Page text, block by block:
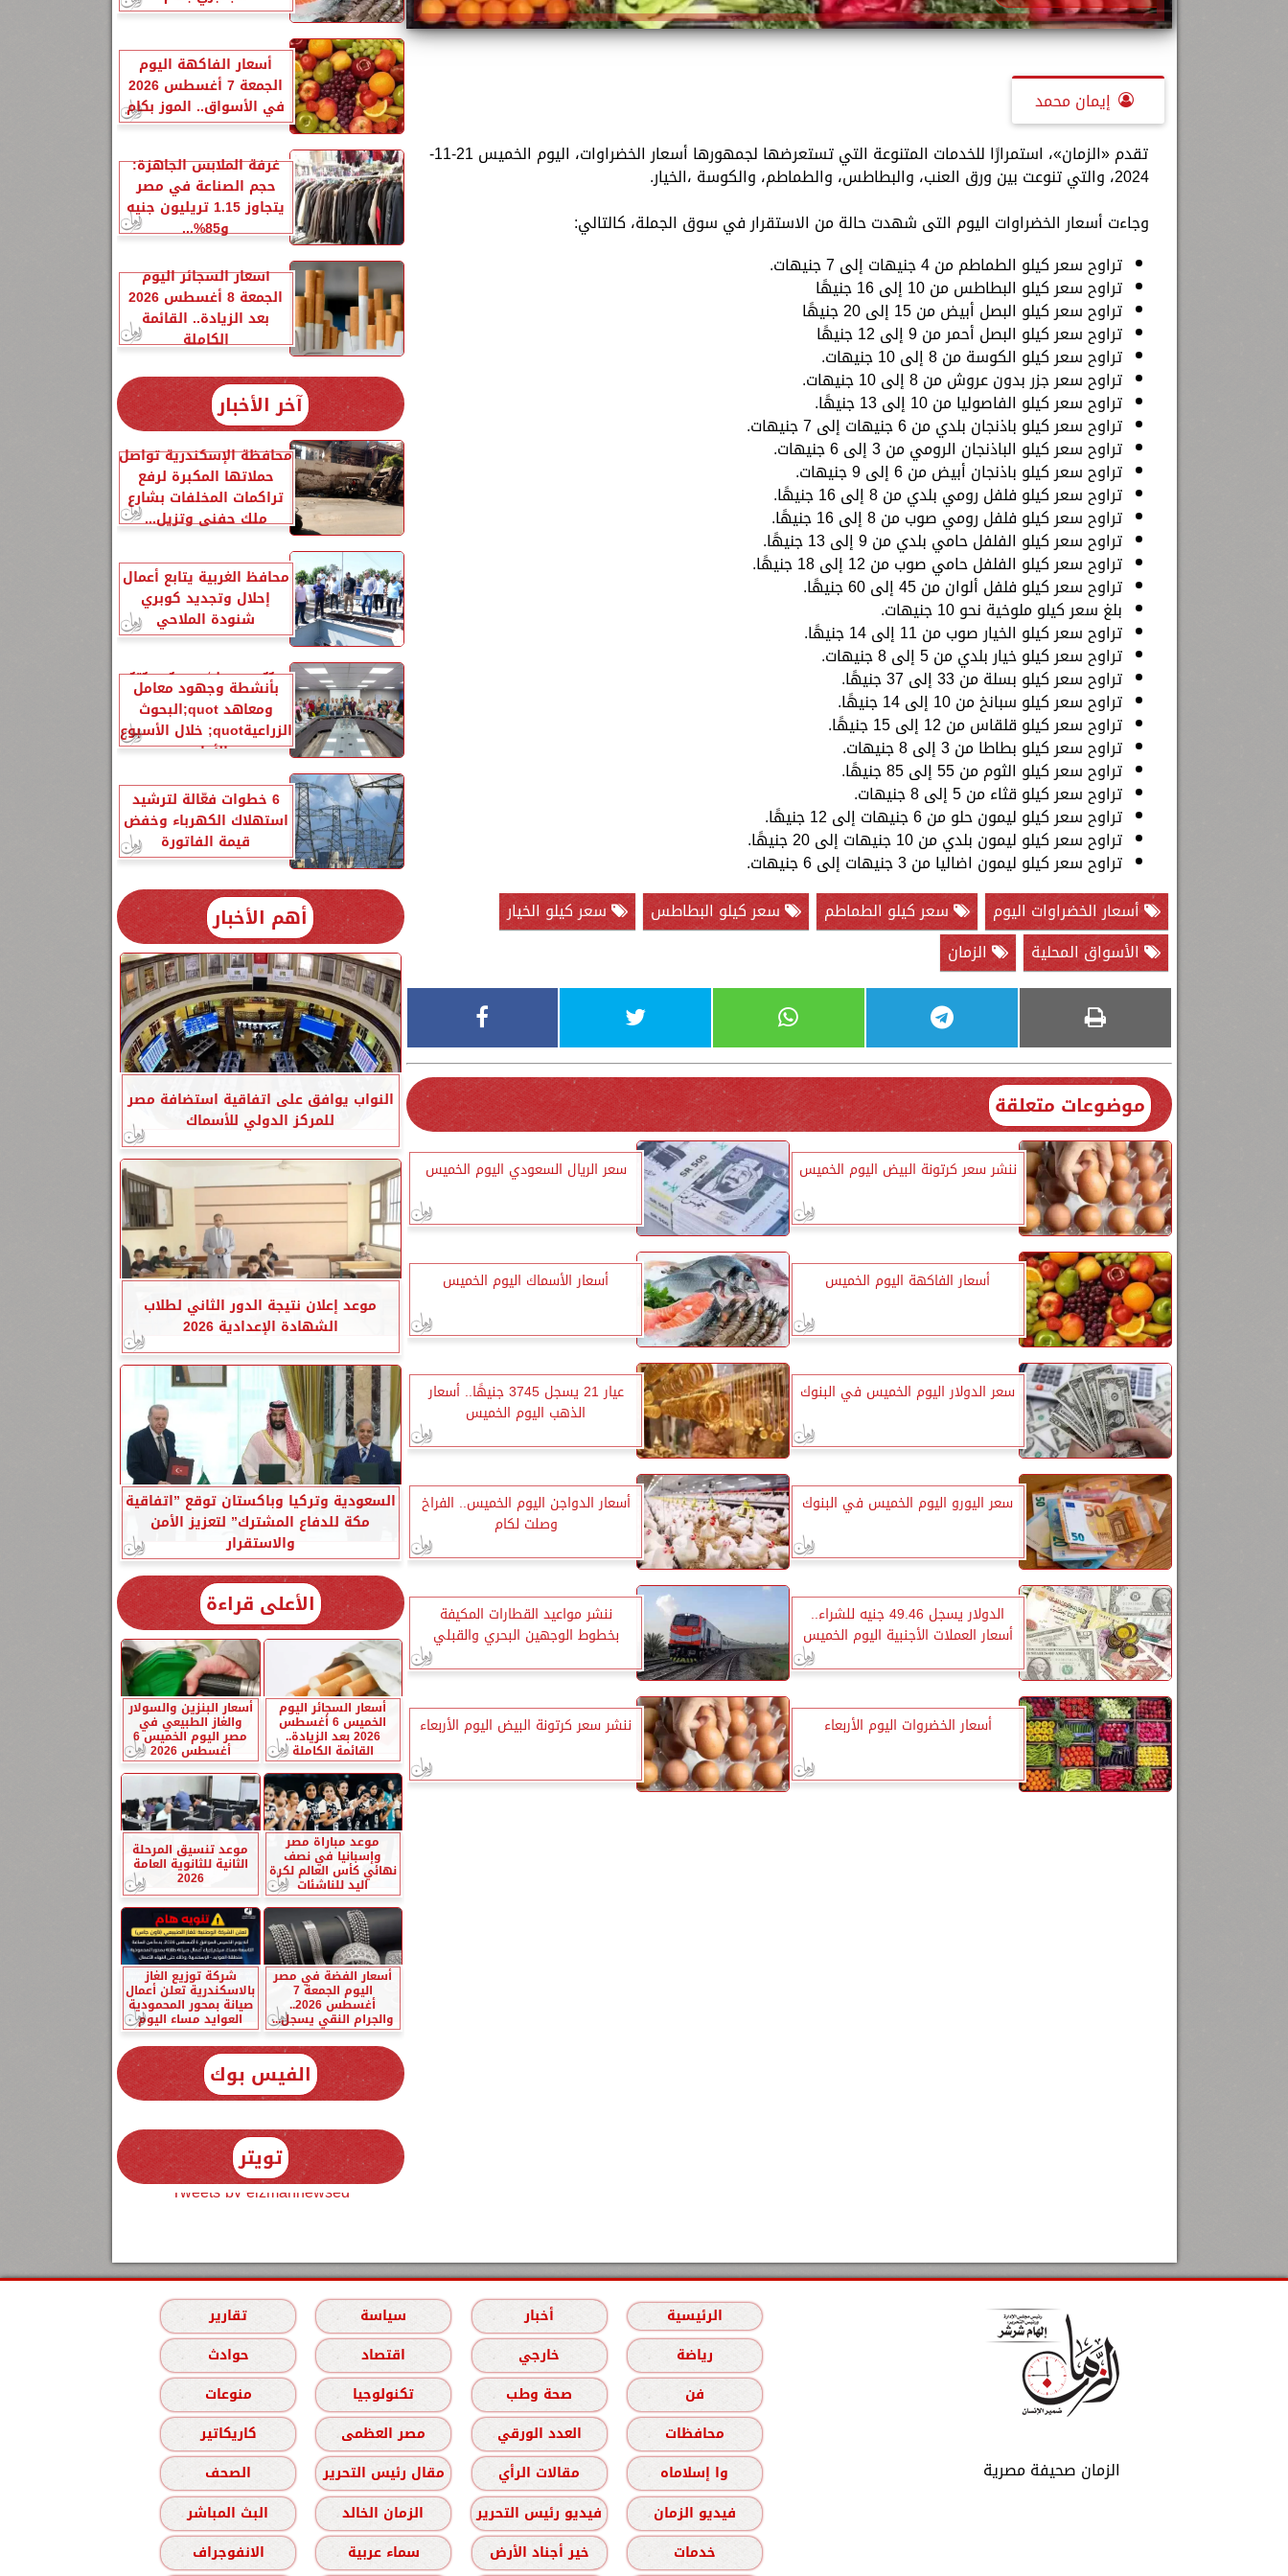
إيمان محمد
تقدم «الزمان»، استمرارًا للخدمات المتنوعة التي تستعرضها لجمهورها أسعار الخضراوات، اليوم الخميس 21-11-
2024، والتي تنوعت بين ورق العنب، والبطاطس، والطماطم، والكوسة ،الخيار.
وجاءت أسعار الخضراوات اليوم التى شهدت حالة من الاستقرار في سوق الجملة، كالتالي:
تراوح سعر كيلو الطماطم من 4 جنيهات إلى 7 جنيهات.
تراوح سعر كيلو البطاطس من 10 إلى 16 جنيهًا
تراوح سعر كيلو البصل أبيض من 15 إلى 20 جنيهًا
تراوح سعر كيلو البصل أحمر من 9 إلى 12 جنيهًا
تراوح سعر كيلو الكوسة من 8 إلى 10 جنيهات.
تراوح سعر جزر بدون عروش من 8 إلى 10 جنيهات.
تراوح سعر كيلو الفاصوليا من 10 إلى 13 جنيهًا.
تراوح سعر كيلو باذنجان بلدي من 6 جنيهات إلى 7 جنيهات.
تراوح سعر كيلو الباذنجان الرومي من 3 إلى 6 جنيهات.
تراوح سعر كيلو باذنجان أبيض من 6 إلى 9 جنيهات.
تراوح سعر كيلو فلفل رومي بلدي من 8 إلى 16 جنيهًا.
تراوح سعر كيلو فلفل رومي صوب من 8 إلى 16 جنيهًا.
تراوح سعر كيلو الفلفل حامي بلدي من 9 إلى 13 جنيهًا.
تراوح سعر كيلو الفلفل حامي صوب من 12 إلى 18 جنيهًا.
تراوح سعر كيلو فلفل ألوان من 45 إلى 60 جنيهًا.
بلغ سعر كيلو ملوخية نحو 10 جنيهات.
تراوح سعر كيلو الخيار صوب من 11 إلى 14 جنيهًا.
تراوح سعر كيلو خيار بلدي من 5 إلى 8 جنيهات.
تراوح سعر كيلو بسلة من 33 إلى 37 جنيهًا.
تراوح سعر كيلو سبانخ من 10 إلى 14 جنيهًا.
تراوح سعر كيلو قلقاس من 12 إلى 15 جنيهًا.
تراوح سعر كيلو بطاطا من 3 إلى 8 جنيهات.
تراوح سعر كيلو الثوم من 55 إلى 85 جنيهًا.
تراوح سعر كيلو قثاء من 5 إلى 8 جنيهات.
تراوح سعر كيلو ليمون حلو من 6 جنيهات إلى 12 جنيهًا.
تراوح سعر كيلو ليمون بلدي من 10 جنيهات إلى 20 جنيهًا.
تراوح سعر كيلو ليمون اضاليا من 3 جنيهات إلى 6 جنيهات.
أسعار الخضراوات اليوم
سعر كيلو الطماطم سعر كيلو البطاطس
سعر كيلو الخيار
الأسواق المحلية
الزمان
موضوعات متعلقة
ننشر سعر كرتونة البيض اليوم الخميس سعر الريال السعودي اليوم الخميس
أسعار الفاكهة اليوم الخميس أسعار الأسماك اليوم الخميس
سعر الدولار اليوم الخميس في البنوك
عيار 21 يسجل 3745 جنيهًا.. أسعار
الذهب اليوم الخميس
سعر اليورو اليوم الخميس في البنوك
أسعار الدواجن اليوم الخميس.. الفراخ
وصلت لكام
الدولار يسجل 49.46 جنيه للشراء..
أسعار العملات الأجنبية اليوم الخميس
ننشر مواعيد القطارات المكيفة
بخطوط الوجهين البحري والقبلي
أسعار الخضروات اليوم الأربعاء ننشر سعر كرتونة البيض اليوم الأربعاء
أسعار الفاكهة اليوم
الجمعة 7 أغسطس 2026
في الأسواق.. الموز بكام
غرفة الملابس الجاهزة:
حجم الصناعة في مصر
يتجاوز 1.15 تريليون جنيه
و85%...
أسعار السجائر اليوم
الجمعة 8 أغسطس 2026
بعد الزيادة.. القائمة
الكاملة
آخر الأخبار
محافظة الإسكندرية تواصل
حملاتها المكبرة لرفع
تراكمات المخلفات بشارع
ملك حفني وتزيل...
محافظ الغربية يتابع أعمال
إحلال وتجديد كوبري
شنودة الملاحي
الزراعةquot; تنشر تقريرًا
بأنشطة وجهود معامل
ومعاهد quot;البحوث
الزراعيةquot; خلال الأسبوع
الأول...
6 خطوات فعّالة لترشيد
استهلاك الكهرباء وخفض
قيمة الفاتورة
أهم الأخبار
النواب يوافق على اتفاقية استضافة مصر
للمركز الدولي للأسماك
موعد إعلان نتيجة الدور الثاني لطلاب
الشهادة الإعدادية 2026
السعودية وتركيا وباكستان توقع ”اتفاقية
مكة للدفاع المشترك” لتعزيز الأمن
والاستقرار
الأعلى قراءة
أسعار السجائر اليوم
الخميس 6 أغسطس
2026 بعد الزيادة..
القائمة الكاملة
أسعار البنزين والسولار
والغاز الطبيعي في
مصر اليوم الخميس 6
أغسطس 2026
موعد مباراة مصر
وإسبانيا في نصف
نهائي كأس العالم لكرة
اليد للناشئات
موعد تنسيق المرحلة
الثانية للثانوية العامة
2026
أسعار الفضة في مصر
اليوم الجمعة 7
أغسطس 2026..
والجرام النقي يسجل...
شركة توزيع الغاز
بالاسكندرية تعلن أعمال
صيانة بمحور المحمودية
العوايد مساء اليوم
الفيس بوك
تويتر
Tweets by elzmannewseg
الزمان صحيفة مصرية
الرئيسية أخبار سياسة
تقارير
رياضة
خارجي اقتصاد
حوادث
فن
صحة وطب تكنولوجيا
منوعات
محافظات
العدد الورقي مصر العظمى
كاريكاتير
وا إسلاماه
مقالات الرأي مقال رئيس التحرير
الصحف
فيديو الزمان
فيديو رئيس التحرير الزمان الخالد
البث المباشر
خدمات
خير أجناد الأرض سماء عربية الانفوجراف